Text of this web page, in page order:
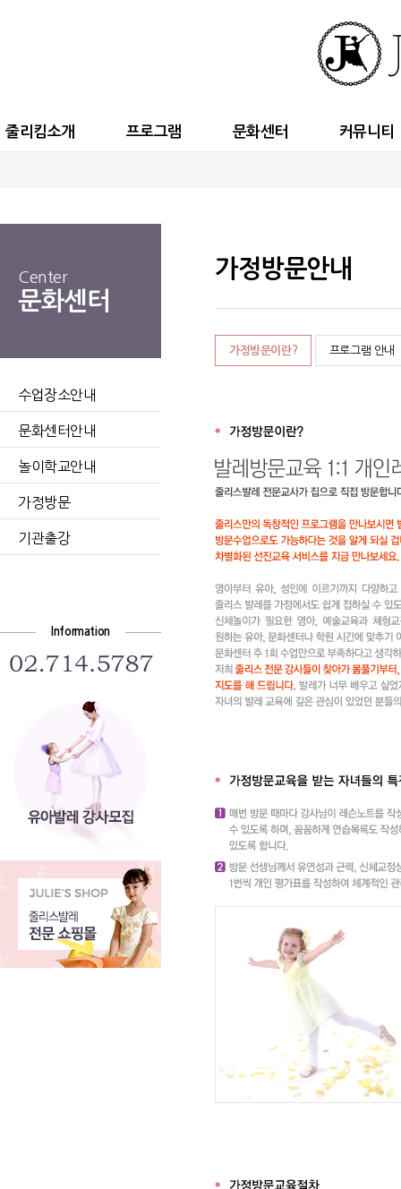
줄리킴소개 프로그램 문화센터 커뮤니티
Center
문화센터
수업장소안내
문화센터안내
놀이학교안내
가정방문
기관출강
Information
가정방문안내
가정방문이란? 프로그램 안내